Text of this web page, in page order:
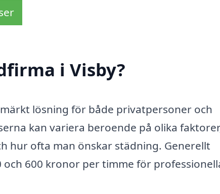
i Visby?
lösning för både privatpersoner och
kan variera beroende på olika
hur ofta man önskar städning. Generellt
600 kronor per timme för